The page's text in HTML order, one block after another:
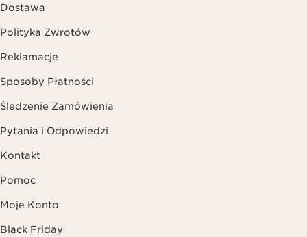
Dostawa
Polityka Zwrotów
Reklamacje
Sposoby Płatności
Śledzenie Zamówienia
Pytania i Odpowiedzi
Kontakt
Pomoc
Moje Konto
Black Friday